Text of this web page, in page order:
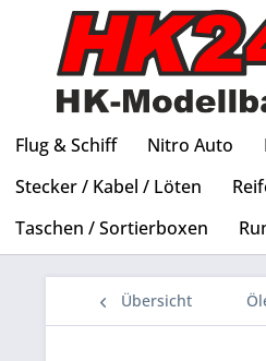
Flug & Schiff Nitro Auto
Stecker / Kabel / Löten
Taschen / Sortierboxen
Übersicht